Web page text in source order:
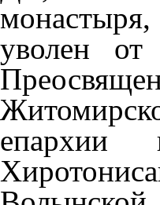
уволен